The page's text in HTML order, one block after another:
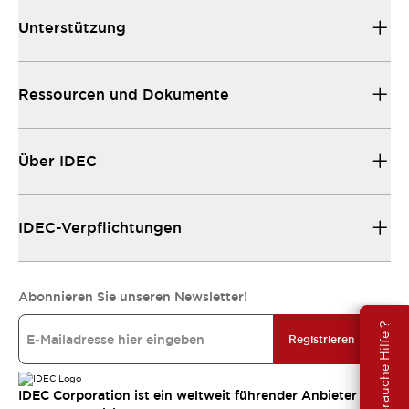
Brauche Hilfe ?
Unterstützung
Ressourcen und Dokumente
Über IDEC
IDEC-Verpflichtungen
Abonnieren Sie unseren Newsletter!
Registrieren
IDEC Corporation ist ein weltweit führender Anbieter